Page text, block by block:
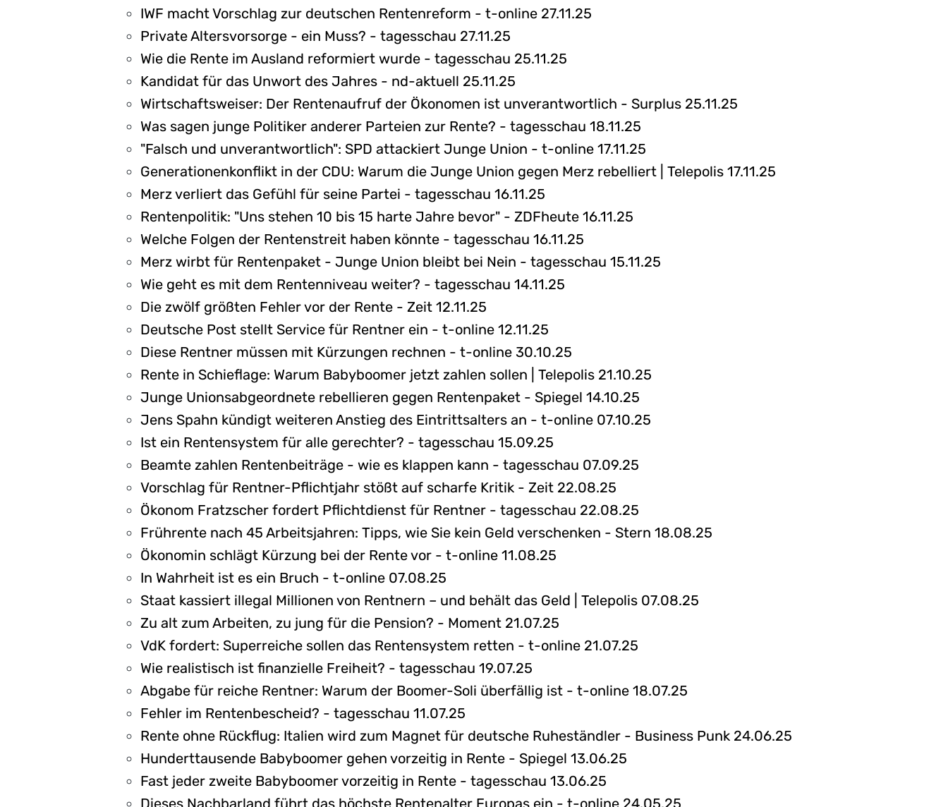
IWF macht Vorschlag zur deutschen Rentenreform - t-online 27.11.25
Private Altersvorsorge - ein Muss? - tagesschau 27.11.25
Wie die Rente im Ausland reformiert wurde - tagesschau 25.11.25
Kandidat für das Unwort des Jahres - nd-aktuell 25.11.25
Wirtschaftsweiser: Der Rentenaufruf der Ökonomen ist unverantwortlich - Surplus 25.11.25
Was sagen junge Politiker anderer Parteien zur Rente? - tagesschau 18.11.25
"Falsch und unverantwortlich": SPD attackiert Junge Union - t-online 17.11.25
Generationenkonflikt in der CDU: Warum die Junge Union gegen Merz rebelliert | Telepolis 17.11.25
Merz verliert das Gefühl für seine Partei - tagesschau 16.11.25
Rentenpolitik: "Uns stehen 10 bis 15 harte Jahre bevor" - ZDFheute 16.11.25
Welche Folgen der Rentenstreit haben könnte - tagesschau 16.11.25
Merz wirbt für Rentenpaket - Junge Union bleibt bei Nein - tagesschau 15.11.25
Wie geht es mit dem Rentenniveau weiter? - tagesschau 14.11.25
Die zwölf größten Fehler vor der Rente - Zeit 12.11.25
Deutsche Post stellt Service für Rentner ein - t-online 12.11.25
Diese Rentner müssen mit Kürzungen rechnen - t-online 30.10.25
Rente in Schieflage: Warum Babyboomer jetzt zahlen sollen | Telepolis 21.10.25
Junge Unionsabgeordnete rebellieren gegen Rentenpaket - Spiegel 14.10.25
Jens Spahn kündigt weiteren Anstieg des Eintrittsalters an - t-online 07.10.25
Ist ein Rentensystem für alle gerechter? - tagesschau 15.09.25
Beamte zahlen Rentenbeiträge - wie es klappen kann - tagesschau 07.09.25
Vorschlag für Rentner-Pflichtjahr stößt auf scharfe Kritik - Zeit 22.08.25
Ökonom Fratzscher fordert Pflichtdienst für Rentner - tagesschau 22.08.25
Frührente nach 45 Arbeitsjahren: Tipps, wie Sie kein Geld verschenken - Stern 18.08.25
Ökonomin schlägt Kürzung bei der Rente vor - t-online 11.08.25
In Wahrheit ist es ein Bruch - t-online 07.08.25
Staat kassiert illegal Millionen von Rentnern – und behält das Geld | Telepolis 07.08.25
Zu alt zum Arbeiten, zu jung für die Pension? - Moment 21.07.25
VdK fordert: Superreiche sollen das Rentensystem retten - t-online 21.07.25
Wie realistisch ist finanzielle Freiheit? - tagesschau 19.07.25
Abgabe für reiche Rentner: Warum der Boomer-Soli überfällig ist - t-online 18.07.25
Fehler im Rentenbescheid? - tagesschau 11.07.25
Rente ohne Rückflug: Italien wird zum Magnet für deutsche Ruheständler - Business Punk 24.06.25
Hunderttausende Babyboomer gehen vorzeitig in Rente - Spiegel 13.06.25
Fast jeder zweite Babyboomer vorzeitig in Rente - tagesschau 13.06.25
Dieses Nachbarland führt das höchste Rentenalter Europas ein - t-online 24.05.25